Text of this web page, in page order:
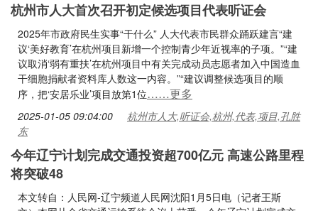
杭州市人大首次召开初定候选项目代表听证会
2025年市政府民生实事“干什么” 人大代表市民群众踊跃建言“建
议‘美好教育’在杭州项目新增一个控制青少年近视率的子项。”“建
议取消‘弱有重扶’在杭州项目中有关完成动员志愿者加入中国造血
干细胞捐献者资料库人数这一内容。”“建议调整候选项目的顺
序，把‘安居乐业’项目放第1位……更多
2025-01-05 09:04:00
杭州市人大,听证会,杭州,代表,项目,孔胜
东
今年辽宁计划完成交通投资超700亿元 高速公路里程
将突破48
本文转自：人民网-辽宁频道人民网沈阳1月5日电（记者王斯